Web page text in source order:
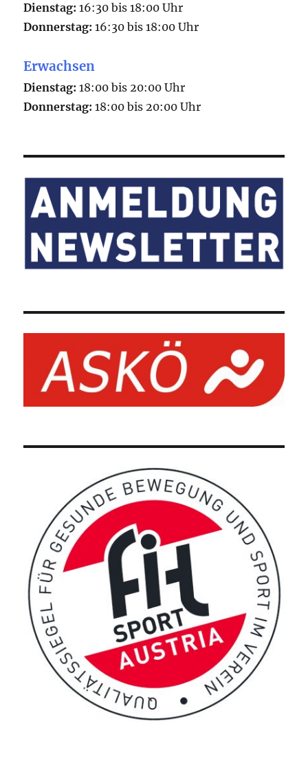
Dienstag: 16:30 bis 18:00 Uhr
Donnerstag: 16:30 bis 18:00 Uhr
Erwachsen
Dienstag: 18:00 bis 20:00 Uhr
Donnerstag: 18:00 bis 20:00 Uhr